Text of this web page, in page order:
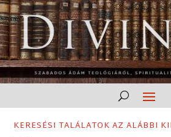
KERESÉSI TALÁLATOK AZ ALÁBBI